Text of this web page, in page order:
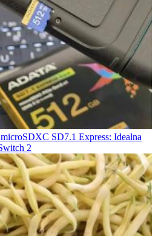
SD7.1 Express: Idealna
2